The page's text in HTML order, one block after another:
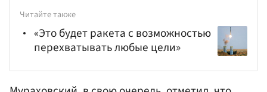
Читайте также
«Это будет ракета с возможностью
перехватывать любые цели»